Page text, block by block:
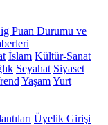
Puan Durumu ve
İslam Kültür-Sanat
Seyahat Siyaset
YaşamYurt
Üyelik Girişi